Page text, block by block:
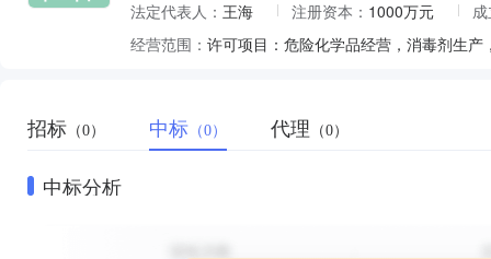
法定代表人： 王海 注册资本： 1000万元
经营范围：
招标 （0） 中标 （0） 代理 （0）
中标分析